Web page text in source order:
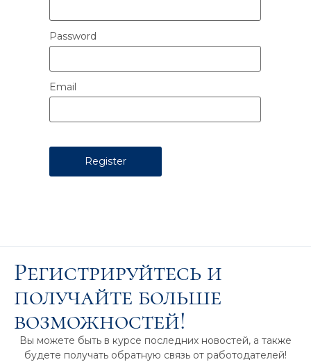
Password
Email
Регистрируйтесь и
получайте больше
возможностей!
Вы можете быть в курсе последних новостей, а также
будете получать обратную связь от работодателей!